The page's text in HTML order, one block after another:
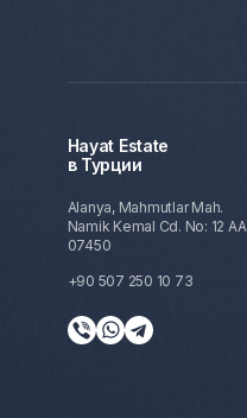
Hayat Estate
в Турции
Alanya, Mahmutlar Mah.
Namik Kemal Cd. No: 12 AA
07450
+90 507 250 10 73